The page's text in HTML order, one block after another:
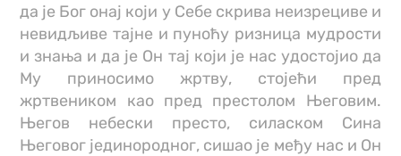
да је Бог онај који у Себе скрива неизрециве и
невидљиве тајне и пуноћу ризница мудрости
и знања и да је Он тај који је нас удостојио да
Му приносимо жртву, стојећи пред
жртвеником као пред престолом Његовим.
Његов небески престо, силаском Сина
Његовог јединородног, сишао је међу нас и Он